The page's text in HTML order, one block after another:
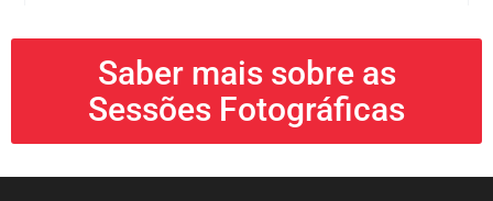
Saber mais sobre as
Sessões Fotográficas